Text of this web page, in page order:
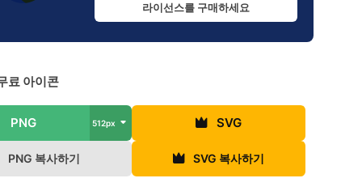
라이선스를 구매하세요
료 아이콘
PNG 512px SVG
PNG 복사하기 SVG 복사하기